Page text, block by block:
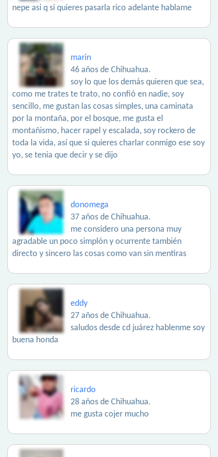
nepe asi q si quieres pasarla rico adelante hablame
marin
46 años de Chihuahua.
soy lo que los demás quieren que sea,
como me trates te trato, no confió en nadie, soy
sencillo, me gustan las cosas simples, una caminata
por la montaña, por el bosque, me gusta el
montañismo, hacer rapel y escalada, soy rockero de
toda la vida, así que si quieres charlar conmigo ese soy
yo, se tenia que decir y se dijo
donomega
37 años de Chihuahua.
me considero una persona muy
agradable un poco simplón y ocurrente también
directo y sincero las cosas como van sin mentiras
eddy
27 años de Chihuahua.
saludos desde cd juárez hablenme soy
buena honda
ricardo
28 años de Chihuahua.
me gusta cojer mucho